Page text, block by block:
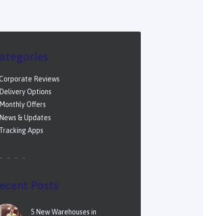
Reviews
Delivery Options
Monthly Offers
News & Updates
Tracking Apps
Posts
5 New Warehouses in